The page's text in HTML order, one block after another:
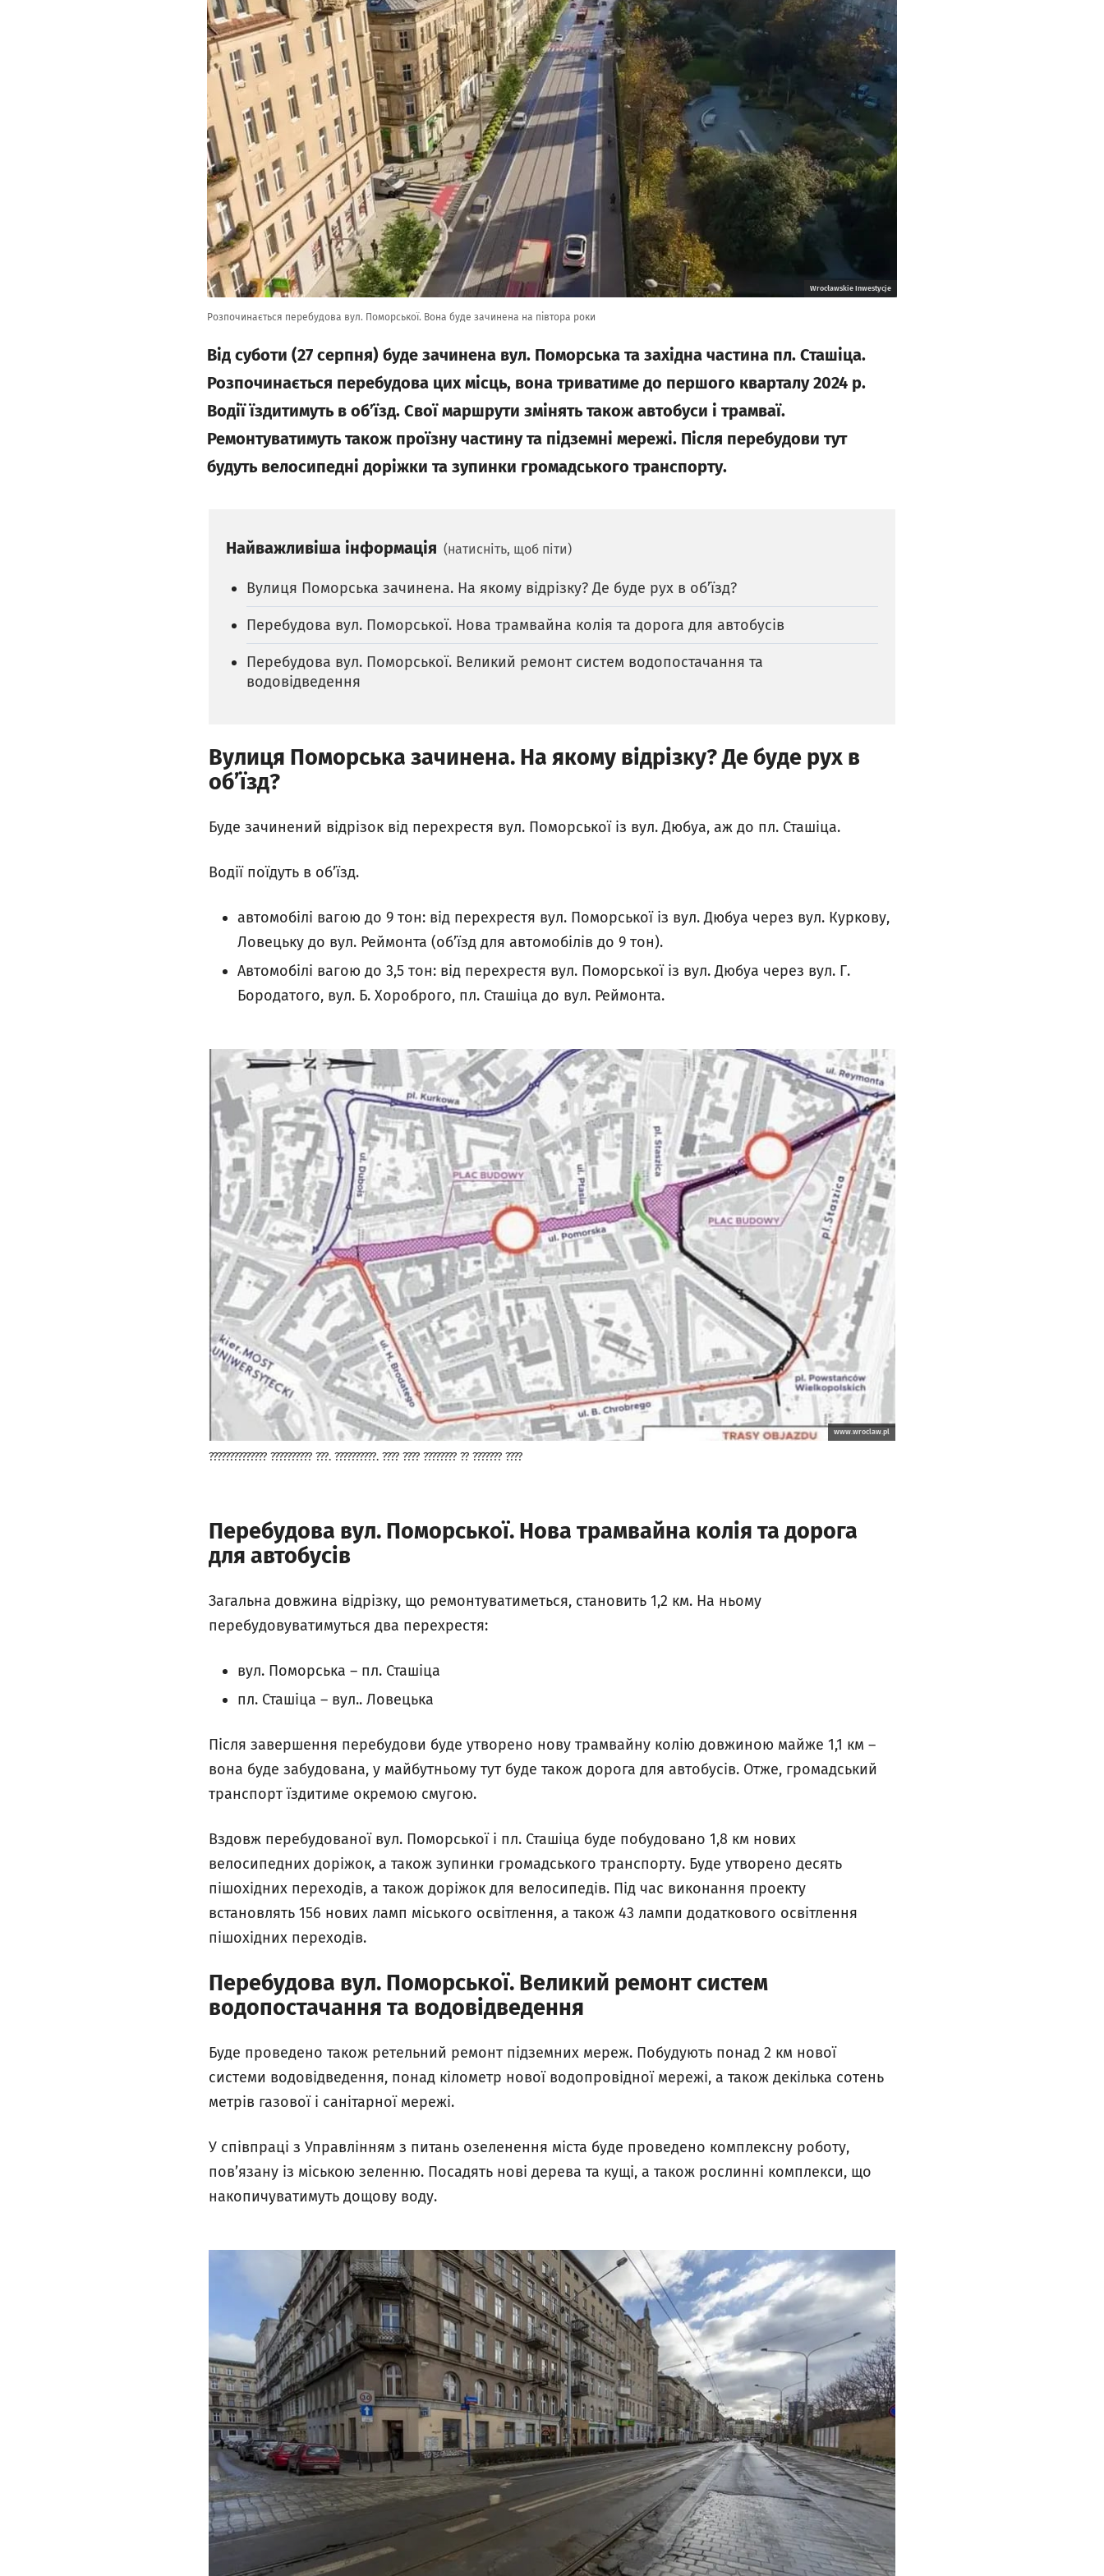
Wrocławskie Inwestycje
Розпочинається перебудова вул. Поморської. Вона буде зачинена на півтора роки
Від суботи (27 серпня) буде зачинена вул. Поморська та західна частина пл. Сташіца.
Розпочинається перебудова цих місць, вона триватиме до першого кварталу 2024 р.
Водії їздитимуть в об’їзд. Свої маршрути змінять також автобуси і трамваї.
Ремонтуватимуть також проїзну частину та підземні мережі. Після перебудови тут
будуть велосипедні доріжки та зупинки громадського транспорту.
Найважливіша інформація (натисніть, щоб піти)
Вулиця Поморська зачинена. На якому відрізку? Де буде рух в об’їзд?
Перебудова вул. Поморської. Нова трамвайна колія та дорога для автобусів
Перебудова вул. Поморської. Великий ремонт систем водопостачання та
водовідведення
Вулиця Поморська зачинена. На якому відрізку? Де буде рух в
об’їзд?
Буде зачинений відрізок від перехрестя вул. Поморської із вул. Дюбуа, аж до пл. Сташіца.
Водії поїдуть в об’їзд.
автомобілі вагою до 9 тон: від перехрестя вул. Поморської із вул. Дюбуа через вул. Куркову,
Ловецьку до вул. Реймонта (об’їзд для автомобілів до 9 тон).
Автомобілі вагою до 3,5 тон: від перехрестя вул. Поморської із вул. Дюбуа через вул. Г.
Бородатого, вул. Б. Хороброго, пл. Сташіца до вул. Реймонта.
www.wroclaw.pl
?????????????? ?????????? ???. ??????????. ???? ???? ???????? ?? ??????? ????
Перебудова вул. Поморської. Нова трамвайна колія та дорога
для автобусів
Загальна довжина відрізку, що ремонтуватиметься, становить 1,2 км. На ньому
перебудовуватимуться два перехрестя:
вул. Поморська – пл. Сташіца
пл. Сташіца – вул.. Ловецька
Після завершення перебудови буде утворено нову трамвайну колію довжиною майже 1,1 км –
вона буде забудована, у майбутньому тут буде також дорога для автобусів. Отже, громадський
транспорт їздитиме окремою смугою.
Вздовж перебудованої вул. Поморської і пл. Сташіца буде побудовано 1,8 км нових
велосипедних доріжок, а також зупинки громадського транспорту. Буде утворено десять
пішохідних переходів, а також доріжок для велосипедів. Під час виконання проекту
встановлять 156 нових ламп міського освітлення, а також 43 лампи додаткового освітлення
пішохідних переходів.
Перебудова вул. Поморської. Великий ремонт систем
водопостачання та водовідведення
Буде проведено також ретельний ремонт підземних мереж. Побудують понад 2 км нової
системи водовідведення, понад кілометр нової водопровідної мережі, а також декілька сотень
метрів газової і санітарної мережі.
У співпраці з Управлінням з питань озеленення міста буде проведено комплексну роботу,
пов’язану із міською зеленню. Посадять нові дерева та кущі, а також рослинні комплекси, що
накопичуватимуть дощову воду.